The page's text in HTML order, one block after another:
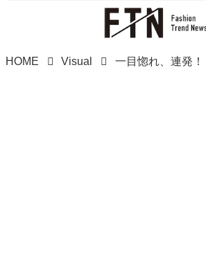
HOME Visual